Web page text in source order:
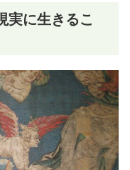
実に生きるこ